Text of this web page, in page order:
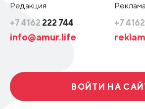
Редакция
+7 4162 222 744
info@amur.life
Реклама
+7 4162
ВОЙТИ НА